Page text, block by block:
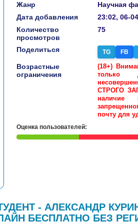
Жанр
Научная
Дата добавления
23:02, 06-
Количество
просмотров
75
Поделиться TG FB
Возрастные
ограничения
(18+)
только
СТРОГО
наличие
почту для
Оценка пользователей:
- АЛЕКСАНДР
БЕСПЛАТНО БЕЗ